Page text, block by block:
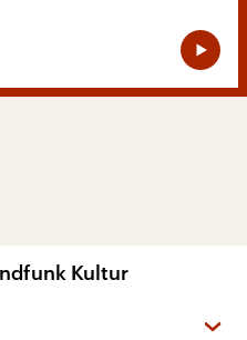
Kultur